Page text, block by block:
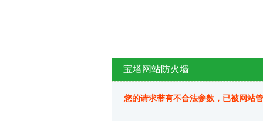
宝塔网站防火墙
您的请求带有不合法参数，已被网站